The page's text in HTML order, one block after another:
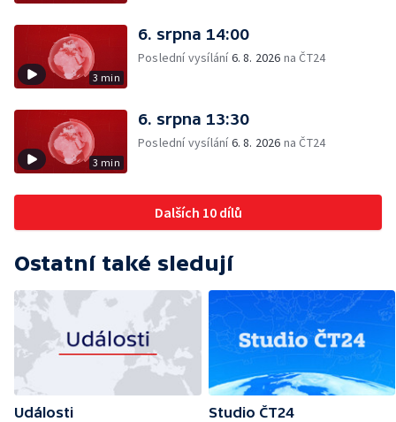
3 min
6. srpna 14:00
Poslední vysílání6. 8. 2026 na ČT24
3 min
6. srpna 13:30
Poslední vysílání6. 8. 2026 na ČT24
Dalších 10 dílů
Ostatní také sledují
Události
Studio ČT24